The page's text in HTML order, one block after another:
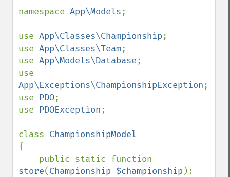
namespace App\Models;
use App\Classes\Championship;
use App\Classes\Team;
use App\Models\Database;
App\Exceptions\ChampionshipException;
use PDO;
use PDOException;
class
{
store(Championship $championship